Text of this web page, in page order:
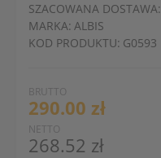
BRUTTO
290.00 zł
NETTO
268.52 zł
SZACOWANA DOSTAWA:
MARKA: ALBIS
KOD PRODUKTU: G0593